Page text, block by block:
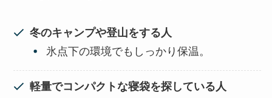
冬のキャンプや登山をする人
氷点下の環境でもしっかり保温。
軽量でコンパクトな寝袋を探している人